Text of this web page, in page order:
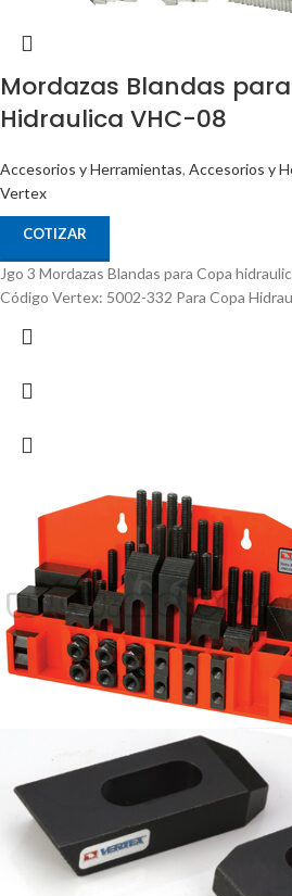
Mordazas Blandas
Hidraulica VHC-08
Accesorios y Herramientas, Accesorios y
Vertex
COTIZAR
Jgo 3 Mordazas Blandas para Copa
Código Vertex: 5002-332 Para Copa